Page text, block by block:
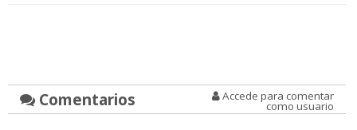
Comentarios Accede para comentar
como usuario